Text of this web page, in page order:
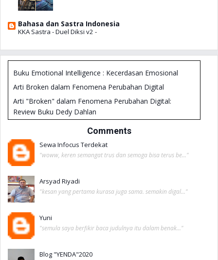
Bahasa dan Sastra Indonesia
KKA Sastra - Duel Diksi v2 -
Buku Emotional Intelligence : Kecerdasan Emosional
Arti Broken dalam Fenomena Perubahan Digital
Arti "Broken" dalam Fenomena Perubahan Digital:
Review Buku Dedy Dahlan
Buku Good is not Enough
Siapa Bilang Gamers Tidak Bisa Sukses?
Mengasah Paradigma Pembelajar
Melihat Aura Dalam Waktu 60 Detik
Teacherpreneur : Jurus Cerdas Menjadi Guru Makmur &
Banyak Penghasilan
Comments
Sewa Infocus Terdekat
"woww, keren semangat trus dan semoga bisa terus be..."
Arsyad Riyadi
"kesan yang pertama kurasa juga sama. semakin digal..."
Yuni
"semula saya berfikir baca judulnya itu dalam benak..."
Blog "YENDA"2020